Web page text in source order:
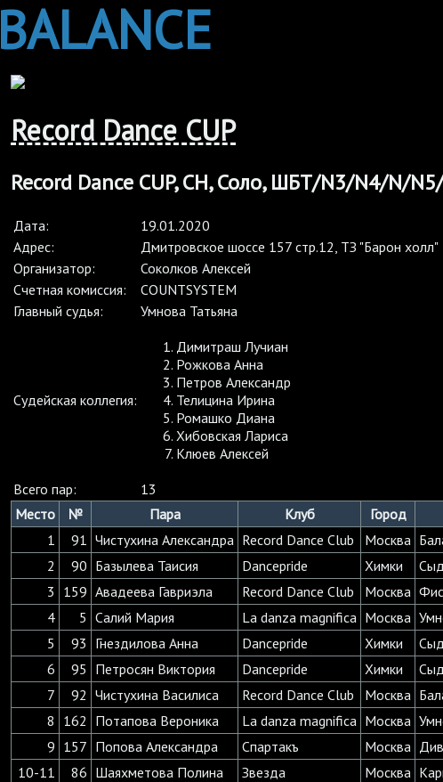
BALANCE
Record Dance CUP
Record Dance CUP, CH, Соло, ШБТ/N3/N4/N/
Дата:
19.01.2020
Адрес:
Дмитровское шоссе 157 стр.12, ТЗ "Барон холл"
Организатор:
Соколков Алексей
Cчетная комиссия:
COUNTSYSTEM
Главный судья:
Умнова Татьяна
Судейская коллегия:
Димитраш Лучиан
Рожкова Анна
Петров Александр
Телицина Ирина
Ромашко Диана
Хибовская Лариса
Клюев Алексей
Всего пар:
13
Место
№ Пара Клуб Город
1
91 Чистухина Александра Record Dance Club Москва
2
90 Базылева Таисия Dancepride Химки
3 159 Авадеева Гавриэла Record Dance Club Москва
4
5 Салий Мария La danza magnifica Москва
5
93 Гнездилова Анна Dancepride Химки
6
95 Петросян Виктория Dancepride Химки
7
92 Чистухина Василиса Record Dance Club Москва
8 162 Потапова Вероника La danza magnifica Москва
9 157 Попова Александра Спартакъ Москва
10-11
86 Шаяхметова Полина Звезда Москва